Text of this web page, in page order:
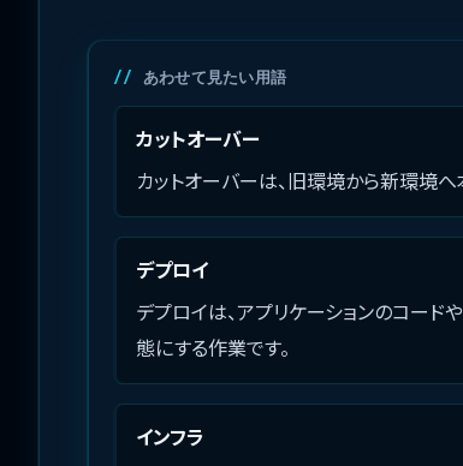
あわせて見たい用語
カットオーバー
カットオーバーは、旧環境から新環境
デプロイ
デプロイは、アプリケーションのコー
態にする作業です。
インフラ